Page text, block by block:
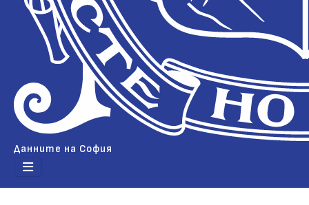
Данните на София